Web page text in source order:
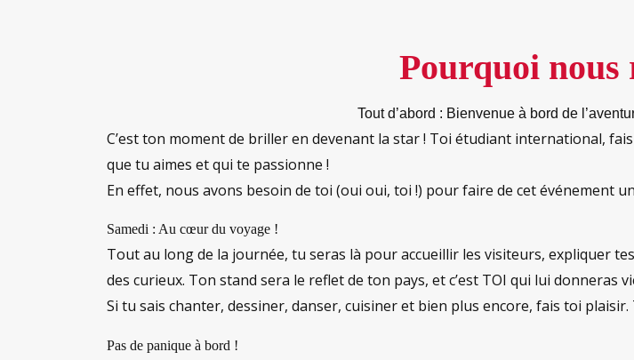
Pourquoi nous
Tout d’abord : Bienvenue à bord de
C’est ton moment de briller en devenant la star ! Toi étudiant international,
que tu aimes et qui te passionne !
En effet, nous avons besoin de toi (oui oui, toi !) pour faire de cet événement
Samedi : Au cœur du voyage !
Tout au long de la journée, tu seras là pour accueillir les visiteurs, expliquer
des curieux. Ton stand sera le reflet de ton pays, et c’est TOI qui lui donneras
Si tu sais chanter, dessiner, danser, cuisiner et bien plus encore, fais toi
Pas de panique à bord !